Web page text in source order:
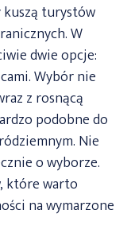
turystów
W
dwie opcje:
Wybór nie
z rosnącą
podobne do
Nie
o wyborze.
które warto
na wymarzone